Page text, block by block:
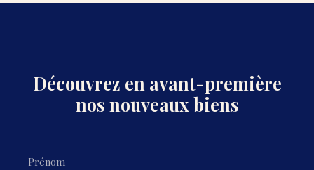
Découvrez en avant-première
nos nouveaux biens
Prénom